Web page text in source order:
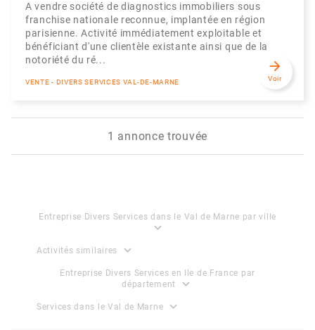
A vendre société de diagnostics immobiliers sous
franchise nationale reconnue, implantée en région
parisienne. Activité immédiatement exploitable et
bénéficiant d'une clientèle existante ainsi que de la
notoriété du ré...
VENTE - DIVERS SERVICES VAL-DE-MARNE
arrow_forward
Voir
1 annonce trouvée
Entreprise Divers Services dans le Val de Marne par ville
expand_more
Activités similaires expand_more
Entreprise Divers Services en Ile de France par
département
expand_more
Services dans le Val de Marne expand_more